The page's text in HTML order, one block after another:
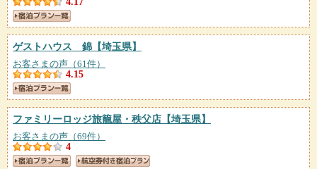
ゲストハウス 錦 【埼玉県】
お客さまの声（61件）
4.15
ファミリーロッジ旅籠屋・秩父店 【埼玉県】
お客さまの声（69件）
4